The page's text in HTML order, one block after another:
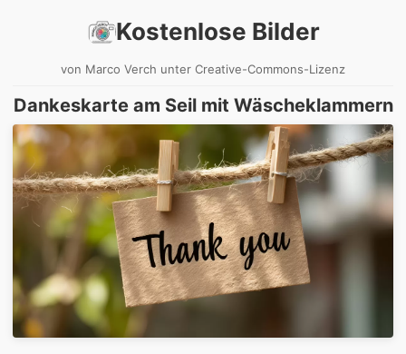
Kostenlose Bilder
von Marco Verch unter Creative-Commons-Lizenz
Dankeskarte am Seil mit Wäscheklammern